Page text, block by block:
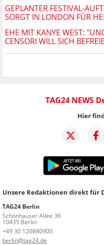
GEPLANTER FESTIVAL-
SORGT IN LONDON FÜR
EHE MIT KANYE WEST:
CENSORI WILL SICH
TAG24 NEWS
Hier
Unsere Redaktionen direkt für
TAG24 Berlin
Schönhauser Allee 36
10435 Berlin
+49 30 120880900
berlin@tag24.de